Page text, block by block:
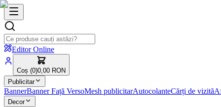
Editor Online
Coș (0)0,00 RON
Publicitar
BannerBanner Față VersoMesh publicitarAutocolanteCărți de vizită
Decor